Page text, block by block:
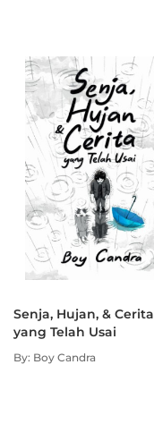
Senja, Hujan, & Cerita
yang Telah Usai
By: Boy Candra